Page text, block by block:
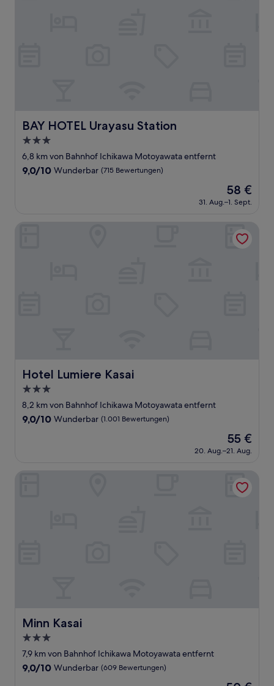
BAY HOTEL Urayasu Station
BAY HOTEL Urayasu Station
3.0-
Sterne-
Unterkunft
6,8 km von Bahnhof Ichikawa Motoyawata entfernt
9.0
Bewertungen)
9,0/10 Wunderbar (715 Bewertungen)
Der
Preis
beträgt
58 €
31. Aug.–1. Sept.
Hotel Lumiere Kasai
Hotel Lumiere Kasai
3.0-
Sterne-
Unterkunft
8,2 km von Bahnhof Ichikawa Motoyawata entfernt
9.0
Bewertungen)
9,0/10 Wunderbar (1.001 Bewertungen)
Der
Preis
beträgt
55 €
20. Aug.–21. Aug.
Minn Kasai
Minn Kasai
3.0-
Sterne-
Unterkunft
7,9 km von Bahnhof Ichikawa Motoyawata entfernt
9.0
9,0/10 Wunderbar (609 Bewertungen)